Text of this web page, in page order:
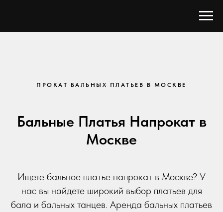
ПРОКАТ БАЛЬНЫХ ПЛАТЬЕВ В МОСКВЕ
Бальные Платья Напрокат в
Москве
Ищете бальное платье напрокат в Москве? У
нас вы найдете широкий выбор платьев для
бала и бальных танцев. Аренда бальных платьев